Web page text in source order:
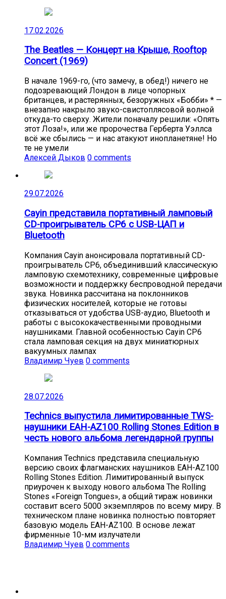
17.02.2026
The Beatles — Концерт на Крыше, Rooftop
Concert (1969)
В начале 1969-го, (что замечу, в обед!) ничего не
подозревающий Лондон в лице чопорных
британцев, и растерянных, безоружных «Бобби» * —
внезапно накрыло звуко-свистоплясовой волной
откуда-то сверху. Жители поначалу решили: «Опять
этот Лоза!», или же пророчества Герберта Уэллса
всё же сбылись — и нас атакуют инопланетяне! Но
те не умели
Алексей Дыков 0 comments
29.07.2026
Cayin представила портативный ламповый
CD-проигрыватель CP6 с USB-ЦАП и
Bluetooth
Компания Cayin анонсировала портативный CD-
проигрыватель CP6, объединивший классическую
ламповую схемотехнику, современные цифровые
возможности и поддержку беспроводной передачи
звука. Новинка рассчитана на поклонников
физических носителей, которые не готовы
отказываться от удобства USB-аудио, Bluetooth и
работы с высококачественными проводными
наушниками. Главной особенностью Cayin CP6
стала ламповая секция на двух миниатюрных
вакуумных лампах
Владимир Чуев 0 comments
28.07.2026
Technics выпустила лимитированные TWS-
наушники EAH-AZ100 Rolling Stones Edition в
честь нового альбома легендарной группы
Компания Technics представила специальную
версию своих флагманских наушников EAH-AZ100
Rolling Stones Edition. Лимитированный выпуск
приурочен к выходу нового альбома The Rolling
Stones «Foreign Tongues», а общий тираж новинки
составит всего 5000 экземпляров по всему миру. В
техническом плане новинка полностью повторяет
базовую модель EAH-AZ100. В основе лежат
фирменные 10-мм излучатели
Владимир Чуев 0 comments